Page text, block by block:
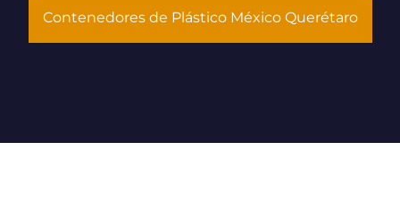
Contenedores de Plástico México Querétaro